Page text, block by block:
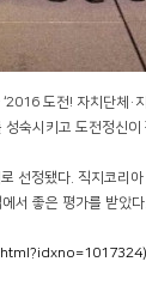
도전! 자치단체
숙시키고 도전정신
선정됐다. 직지코리
서 좋은 평가를 받았다.